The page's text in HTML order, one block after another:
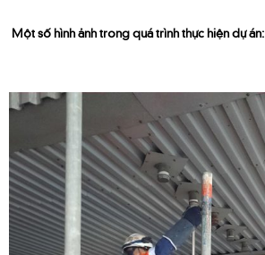
Một số hình ảnh trong quá trình thực hiện dự án: